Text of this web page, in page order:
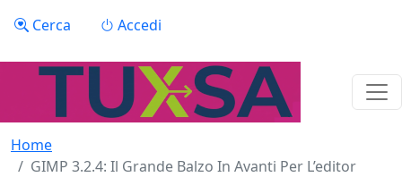
Menu profilo utente
Cerca Accedi
Home
GIMP 3.2.4: Il Grande Balzo In Avanti Per L’editor